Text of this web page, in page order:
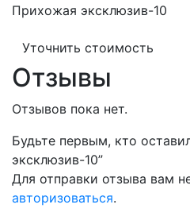
Прихожая эксклюзив-10
Уточнить стоимость
Отзывы
Отзывов пока нет.
Будьте первым, кто
эксклюзив-10”
Для отправки отзыва вам
авторизоваться.